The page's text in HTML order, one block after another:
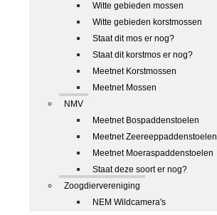
Witte gebieden mossen
Witte gebieden korstmossen
Staat dit mos er nog?
Staat dit korstmos er nog?
Meetnet Korstmossen
Meetnet Mossen
NMV
Meetnet Bospaddenstoelen
Meetnet Zeereeppaddenstoelen
Meetnet Moeraspaddenstoelen
Staat deze soort er nog?
Zoogdiervereniging
NEM Wildcamera's